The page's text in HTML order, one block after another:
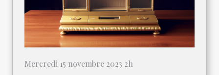
Mercredi 15 novembre 2023 2h